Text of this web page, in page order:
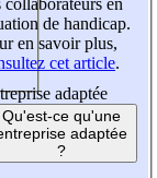
de handicap.
en savoir plus,
cet article.
adaptée
Qu'est-ce qu'une
adaptée
?